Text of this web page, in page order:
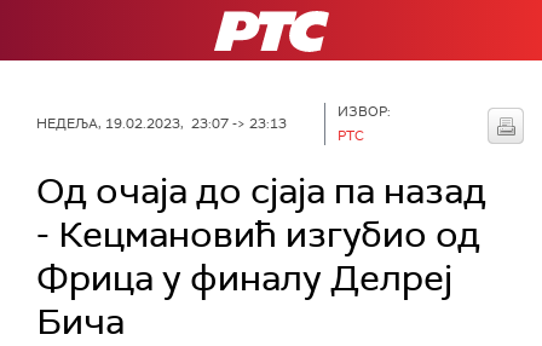
РТС
НЕДЕЉА, 19.02.2023, 23:07 -> 23:13
ИЗВОР:
РТС
Од очаја до сјаја па назад
- Кецмановић изгубио од
Фрица у финалу Делреј
Бича